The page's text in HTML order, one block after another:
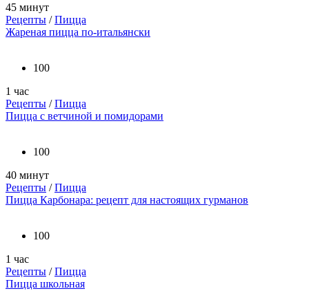
45 минут
Рецепты /Пицца
Жареная пицца по-итальянски
100
1 час
Рецепты /Пицца
Пицца с ветчиной и помидорами
100
40 минут
Рецепты /Пицца
Пицца Карбонара: рецепт для настоящих гурманов
100
1 час
Рецепты /Пицца
Пицца школьная